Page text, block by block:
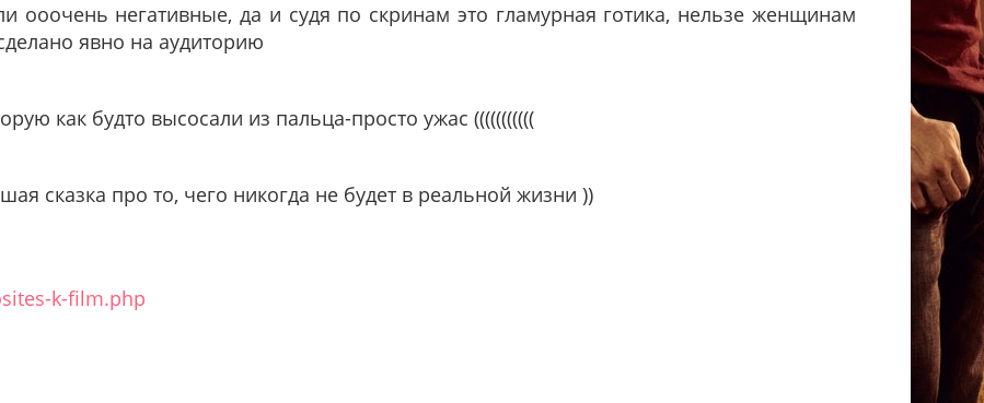
ооочень негативные, да и судя по скринам это гламурная готика, нельзе женщинам
явно на аудиторию
как будто высосали из пальца-просто ужас (((((((((((
сказка про то, чего никогда не будет в реальной жизни ))
k-film.php